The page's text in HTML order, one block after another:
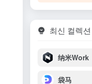
최신 컬렉션
纳米Work
袋马